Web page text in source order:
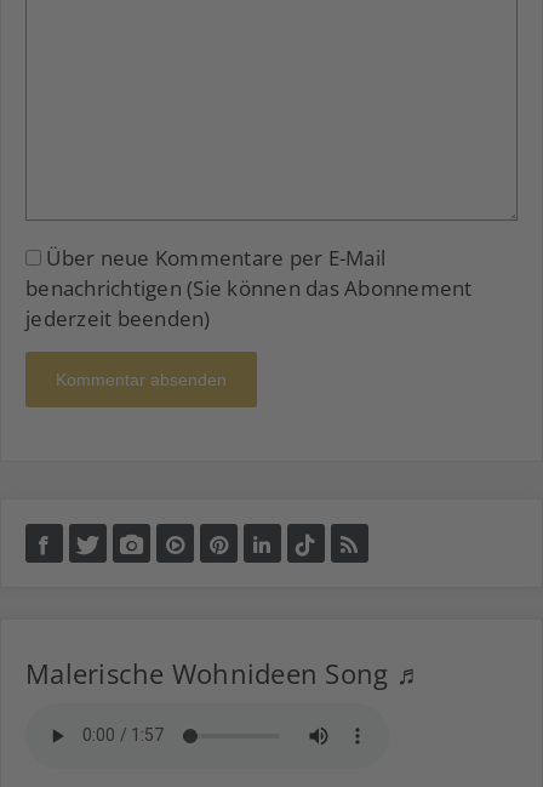
Über neue Kommentare per E-Mail
benachrichtigen (Sie können das Abonnement
jederzeit beenden)
Kommentar absenden
Malerische Wohnideen Song ♬